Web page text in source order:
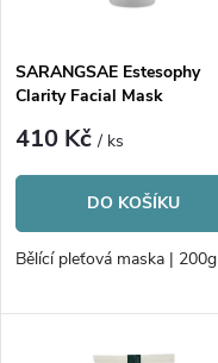
p
r
o
d
u
s
p
r
o
d
SARANGSAE Estesophy
Clarity Facial Mask
410 Kč/ ks
DO KOŠÍKU
Bělící pleťová maska | 200g